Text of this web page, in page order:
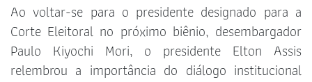
Ao voltar-se para o presidente designado para a
Corte Eleitoral no próximo biênio, desembargador
Paulo Kiyochi Mori, o presidente Elton Assis
relembrou a importância do diálogo institucional